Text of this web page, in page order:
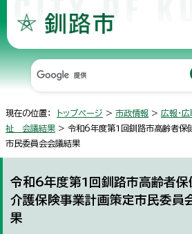
現在の位置： トップページ > 市政情報 > 広報・広
祉 会議結果 > 令和6年度第1回釧路市高齢者保
市民委員会会議結果
令和6年度第1回釧路市高齢者保
介護保険事業計画策定市民委員
果